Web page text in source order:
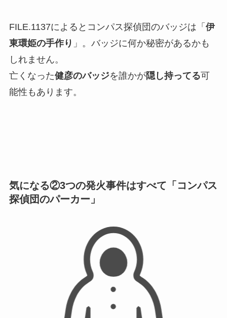
FILE.1137によるとコンパス探偵団のバッジは「 伊
東環姫の手作り 」。バッジに何か秘密があるかも
しれません。
亡くなった健彦のバッジを誰かが隠し持ってる可
能性もあります。
気になる②3つの発火事件はすべて「コンパス
探偵団のパーカー」